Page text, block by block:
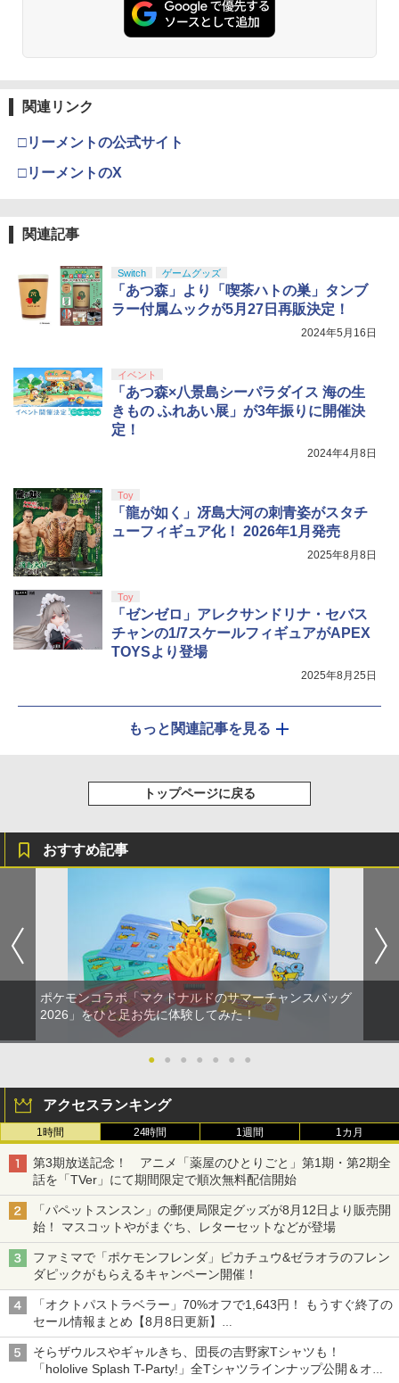
関連リンク
□リーメントの公式サイト
□リーメントのX
関連記事
Switch ゲームグッズ
「あつ森」より「喫茶ハトの巣」タンブ
ラー付属ムックが5月27日再販決定！
2024年5月16日
イベント
「あつ森×八景島シーパラダイス 海の生
きもの ふれあい展」が3年振りに開催決
定！
2024年4月8日
Toy
「龍が如く」冴島大河の刺青姿がスタチ
ューフィギュア化！ 2026年1月発売
2025年8月8日
Toy
「ゼンゼロ」アレクサンドリナ・セバス
チャンの1/7スケールフィギュアがAPEX
TOYSより登場
2025年8月25日
もっと関連記事を見る
トップページに戻る
おすすめ記事
ポケモンコラボ「マクドナルドのサマーチャンスバッグ
2026」をひと足お先に体験してみた！
● ● ● ● ● ● ●
アクセスランキング
1時間 24時間 1週間 1カ月
第3期放送記念！ アニメ「薬屋のひとりごと」第1期・第2期全
話を「TVer」にて期間限定で順次無料配信開始
「パペットスンスン」の郵便局限定グッズが8月12日より販売開
始！ マスコットやがまぐち、レターセットなどが登場
ファミマで「ポケモンフレンダ」ピカチュウ&ゼラオラのフレン
ダピックがもらえるキャンペーン開催！
「オクトパストラベラー」70%オフで1,643円！ もうすぐ終了の
セール情報まとめ【8月8日更新】
ニンテンドーeショップでは「大神 絶景版」が67%オフで990円
そらザウルスやギャルきち、団長の吉野家Tシャツも！
「hololive Splash T-Party!」全Tシャツラインナップ公開＆オン